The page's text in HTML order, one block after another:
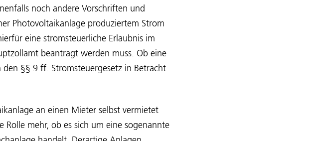
noch andere Vorschriften und
Photovoltaikanlage produziertem Strom
eine stromsteuerliche Erlaubnis im
beantragt werden muss. Ob eine
§§ 9 ff. Stromsteuergesetz in Betracht
an einen Mieter selbst vermietet
Rolle mehr, ob es sich um eine sogenannte